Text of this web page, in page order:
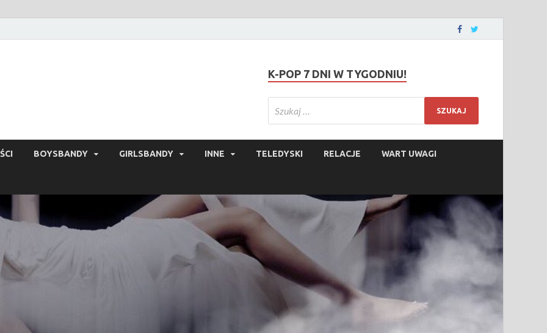
K-POP 7 DNI W TYGODNIU!
BOYSBANDY GIRLSBANDY INNE TELEDYSKI RELACJE WART UWAGI